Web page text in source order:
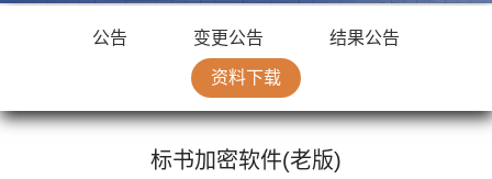
公告 变更公告 结果公告
资料下载
标书加密软件(老版)